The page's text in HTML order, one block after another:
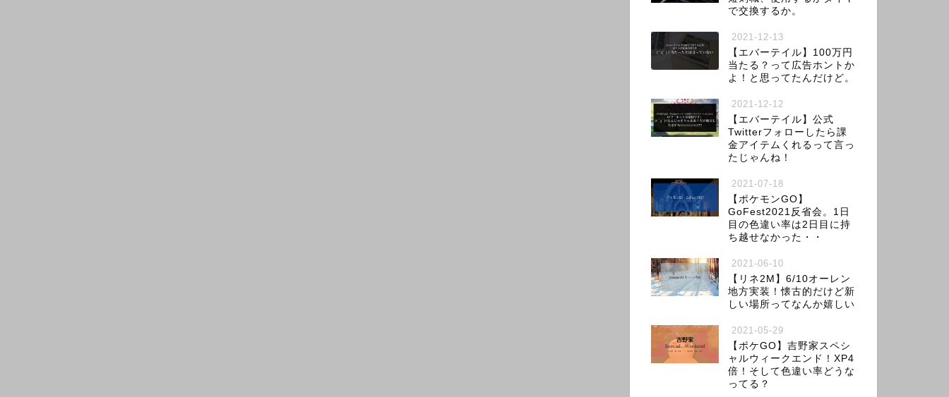
で交換するか。
2021-12-13
【エバーテイル】100万円
当たる？って広告ホントか
よ！と思ってたんだけど。
2021-12-12
【エバーテイル】公式
Twitterフォローしたら課
金アイテムくれるって言っ
たじゃんね！
2021-07-18
【ポケモンGO】
GoFest2021反省会。1日
目の色違い率は2日目に持
ち越せなかった・・
2021-06-10
【リネ2M】6/10オーレン
地方実装！懐古的だけど新
しい場所ってなんか嬉しい
2021-05-29
【ポケGO】吉野家スペシ
ャルウィークエンド！XP4
倍！そして色違い率どうな
ってる？